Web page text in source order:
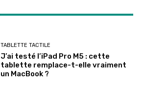
TABLETTE TACTILE
J’ai testé l’iPad Pro M5 : cette
tablette remplace-t-elle vraiment
un MacBook ?